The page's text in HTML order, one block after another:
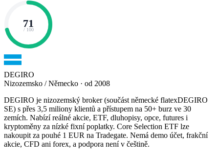
71
/ 100
DEGIRO
Nizozemsko / Německo · od 2008
DEGIRO je nizozemský broker (součást německé flatexDEGIRO
SE) s přes 3,5 miliony klientů a přístupem na 50+ burz ve 30
zemích. Nabízí reálné akcie, ETF, dluhopisy, opce, futures i
kryptoměny za nízké fixní poplatky. Core Selection ETF lze
nakoupit za pouhé 1 EUR na Tradegate. Nemá demo účet, frakční
akcie, CFD ani forex, a podpora není v češtině.